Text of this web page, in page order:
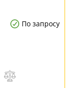
По запросу